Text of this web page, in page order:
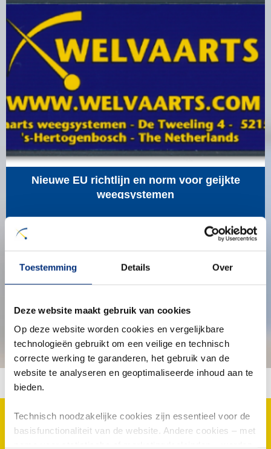
Toestemming Details Over
Deze website maakt gebruik van cookies
Op deze website worden cookies en vergelijkbare
technologieën gebruikt om een veilige en technisch
correcte werking te garanderen, het gebruik van de
website te analyseren en geoptimaliseerde inhoud aan te
bieden.
Technisch noodzakelijke cookies zijn essentieel voor de
basisfunctionaliteit van de website. Andere cookies – met
Nieuwe EU richtlijn en norm voor geijkte
weegsystemen
Per 20 april 2016 is er een nieuwe EU Richtlijn
betreffende Niet Automatische Weegwerktuigen
Lees verder
Pagina 1 van 1